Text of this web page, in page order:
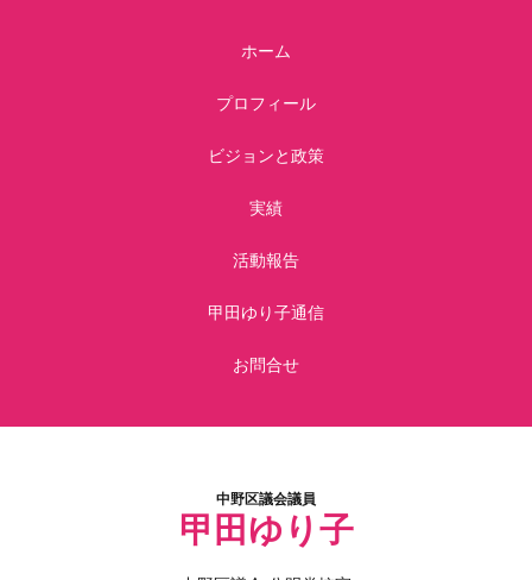
ホーム
プロフィール
ビジョンと政策
実績
活動報告
甲田ゆり子通信
お問合せ
中野区議会議員
甲田ゆり子